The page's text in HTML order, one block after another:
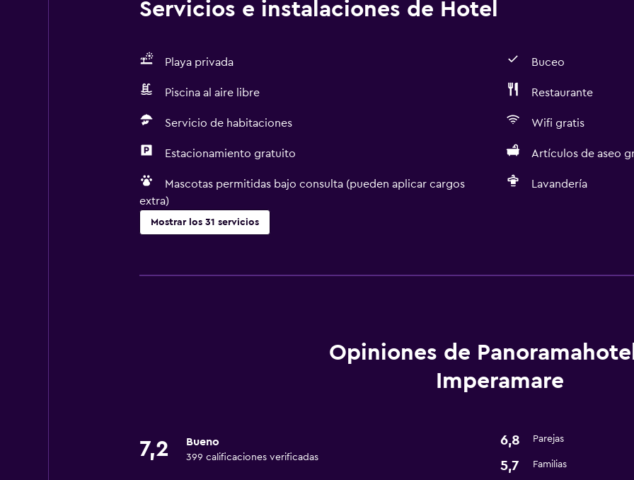
Servicios e instalaciones de Hotel
Playa privada Buceo
Piscina al aire libre Restaurante
Servicio de habitaciones Wifi gratis
Estacionamiento gratuito Artículos de aseo
Mascotas permitidas bajo consulta (pueden aplicar cargos
extra)
Lavandería
Mostrar los 31 servicios
Observación de ballenas
Wifi gratis
Accesibilidad y adecuación
Toallas de playa
Opiniones de
Imperamare
7,2 Bueno
399 calificaciones verificadas
6,8 Parejas
5,7 Familias